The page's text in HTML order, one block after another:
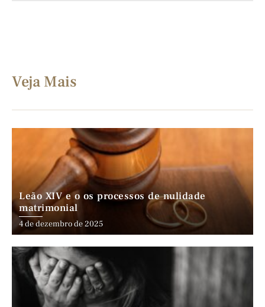
Veja Mais
Leão XIV e o os processos de nulidade
matrimonial
4 de dezembro de 2025